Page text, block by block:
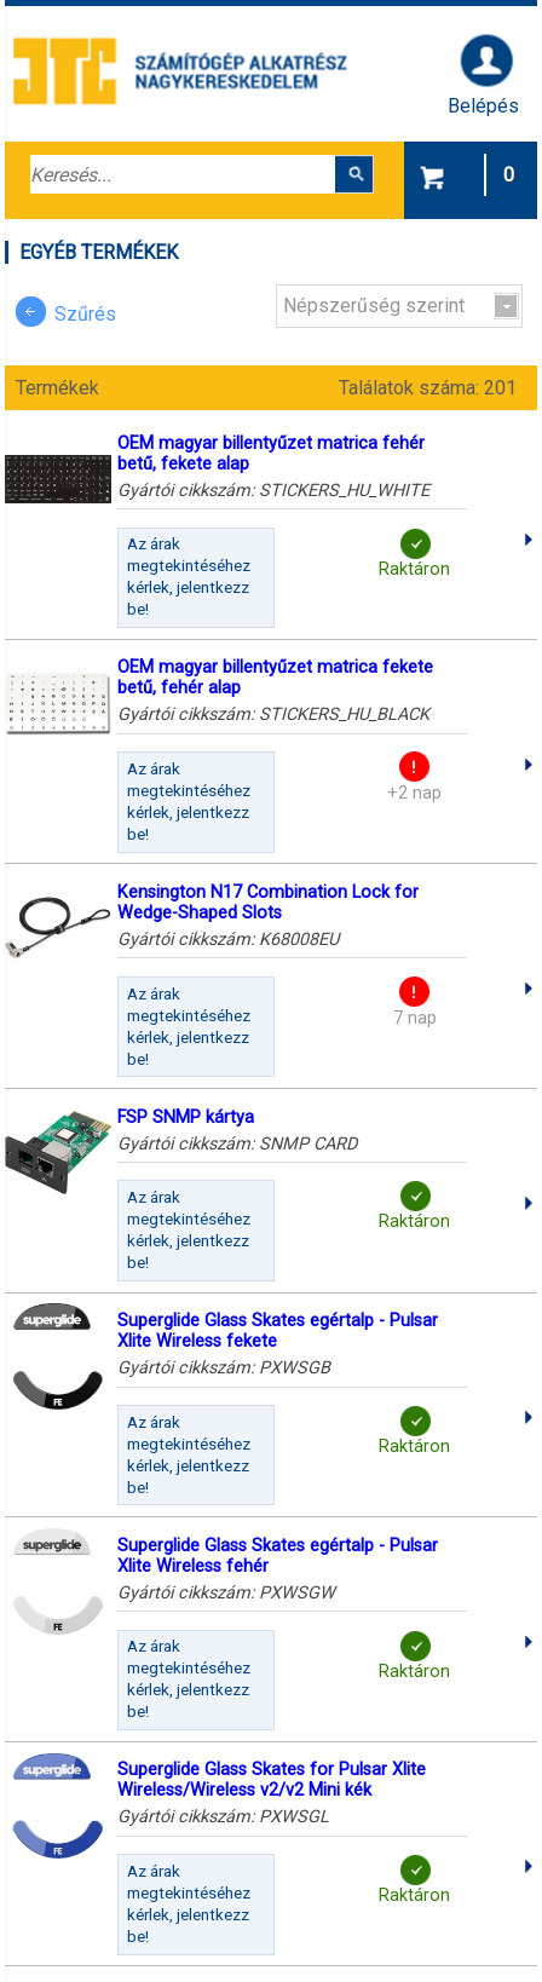
Belépés
0
EGYÉB TERMÉKEK
Szűrés Népszerűség szerint
Termékek Találatok száma: 201
OEM magyar billentyűzet matrica fehér
betű, fekete alap
Gyártói cikkszám: STICKERS_HU_WHITE
Az árak
megtekintéséhez
kérlek, jelentkezz
be!
Raktáron
OEM magyar billentyűzet matrica fekete
betű, fehér alap
Gyártói cikkszám: STICKERS_HU_BLACK
Az árak
megtekintéséhez
kérlek, jelentkezz
be!
+2 nap
Kensington N17 Combination Lock for
Wedge-Shaped Slots
Gyártói cikkszám: K68008EU
Az árak
megtekintéséhez
kérlek, jelentkezz
be!
7 nap
FSP SNMP kártya
Gyártói cikkszám: SNMP CARD
Az árak
megtekintéséhez
kérlek, jelentkezz
be!
Raktáron
Superglide Glass Skates egértalp - Pulsar
Xlite Wireless fekete
Gyártói cikkszám: PXWSGB
Az árak
megtekintéséhez
kérlek, jelentkezz
be!
Raktáron
Superglide Glass Skates egértalp - Pulsar
Xlite Wireless fehér
Gyártói cikkszám: PXWSGW
Az árak
megtekintéséhez
kérlek, jelentkezz
be!
Raktáron
Superglide Glass Skates for Pulsar Xlite
Wireless/Wireless v2/v2 Mini kék
Gyártói cikkszám: PXWSGL
Az árak
megtekintéséhez
kérlek, jelentkezz
be!
Raktáron